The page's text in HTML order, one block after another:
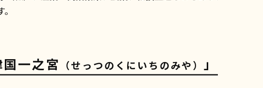
一之宮 （せっつのくにいちのみや） 」